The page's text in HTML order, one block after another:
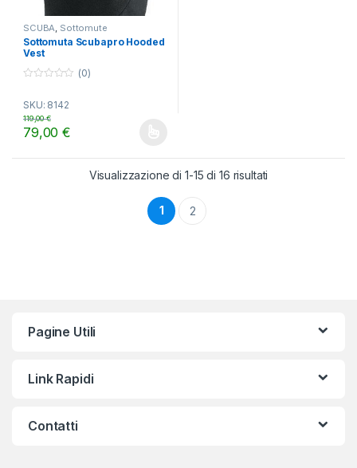
SCUBA Sottomute
Sottomuta Scubapro Hooded
Vest
u
t
f
(0)
SKU: 8142
79,00€
119,00€
Questo prodotto ha più varianti. Le opzioni possono essere
Visualizzazione di 1-15 di 16 risultati
1 2
Pagine Utili
Link Rapidi
Contatti